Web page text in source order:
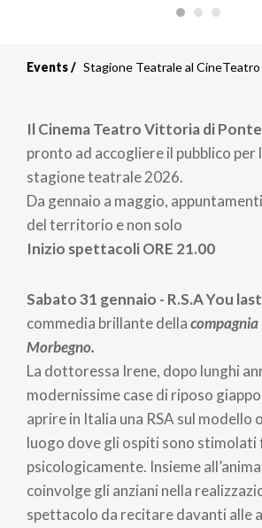
Events Stagione Teatrale al
Il Cinema Teatro Vittoria di
pronto ad accogliere il pubblico per
stagione teatrale 2026.
Da gennaio a maggio,
del territorio e non solo
Inizio spettacoli ORE 21.00
Sabato 31 gennaio - R.S.A You last
commedia brillante dellacompagnia
Morbegno.
La dottoressa Irene, dopo lunghi
modernissime case di riposo
aprire in Italia una RSA sul modello
luogo dove gli ospiti sono stimolati
psicologicamente. Insieme
coinvolge gli anziani nella
spettacolo da recitare davanti alle